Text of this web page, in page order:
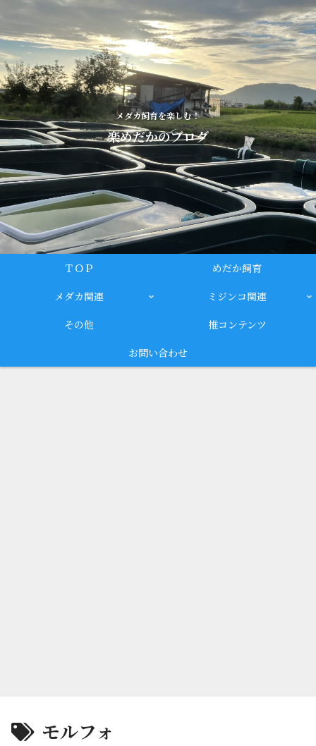
メダカ飼育を楽しむ！
楽めだかのブログ
ＴＯＰ
めだか飼育
メダカ関連
ミジンコ関連
その他
推コンテンツ
お問い合わせ
モルフォ